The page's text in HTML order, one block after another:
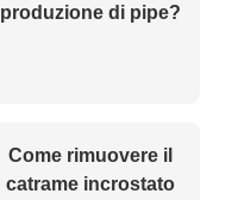
produzione di pipe?
Come rimuovere il
catrame incrostato